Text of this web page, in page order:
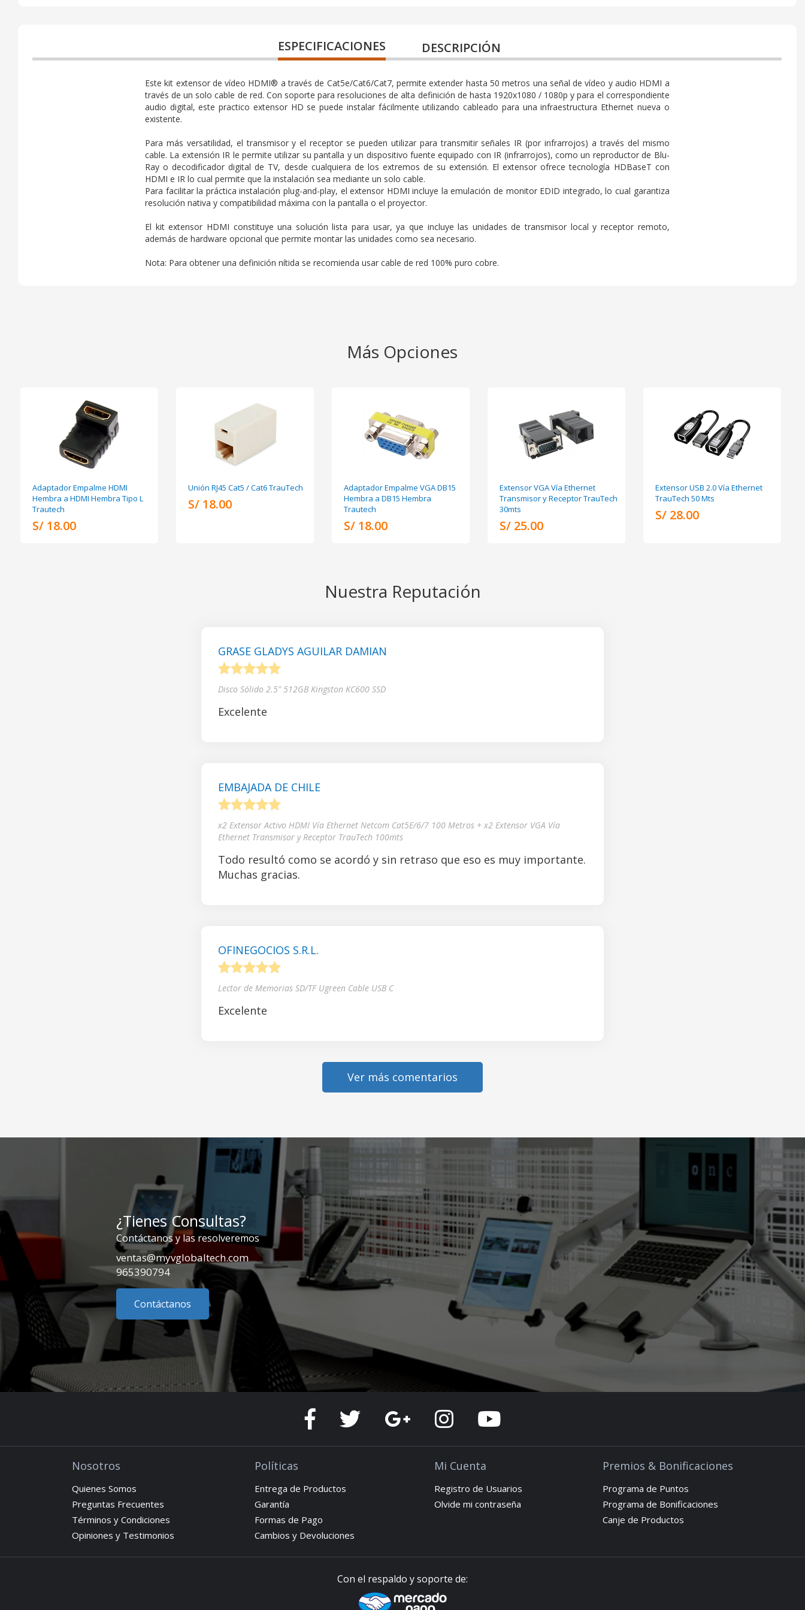
ESPECIFICACIONES DESCRIPCIÓN
Este kit extensor de vídeo HDMI® a través de Cat5e/Cat6/Cat7, permite extender hasta 50 metros una señal de vídeo y audio HDMI a
través de un solo cable de red. Con soporte para resoluciones de alta definición de hasta 1920x1080 / 1080p y para el correspondiente
audio digital, este practico extensor HD se puede instalar fácilmente utilizando cableado para una infraestructura Ethernet nueva o
existente.
Para más versatilidad, el transmisor y el receptor se pueden utilizar para transmitir señales IR (por infrarrojos) a través del mismo
cable. La extensión IR le permite utilizar su pantalla y un dispositivo fuente equipado con IR (infrarrojos), como un reproductor de Blu-
Ray o decodificador digital de TV, desde cualquiera de los extremos de su extensión. El extensor ofrece tecnología HDBaseT con
HDMI e IR lo cual permite que la instalación sea mediante un solo cable.
Para facilitar la práctica instalación plug-and-play, el extensor HDMI incluye la emulación de monitor EDID integrado, lo cual garantiza
resolución nativa y compatibilidad máxima con la pantalla o el proyector.
El kit extensor HDMI constituye una solución lista para usar, ya que incluye las unidades de transmisor local y receptor remoto,
además de hardware opcional que permite montar las unidades como sea necesario.
Nota: Para obtener una definición nítida se recomienda usar cable de red 100% puro cobre.
Más Opciones
Adaptador Empalme HDMI
Hembra a HDMI Hembra Tipo L
Trautech
S/ 18.00
Unión RJ45 Cat5 / Cat6 TrauTech
S/ 18.00
Adaptador Empalme VGA DB15
Hembra a DB15 Hembra
Trautech
S/ 18.00
Extensor VGA Vía Ethernet
Transmisor y Receptor TrauTech
30mts
S/ 25.00
Extensor USB 2.0 Vía Ethernet
TrauTech 50 Mts
S/ 28.00
Nuestra Reputación
GRASE GLADYS AGUILAR DAMIAN
Disco Sólido 2.5" 512GB Kingston KC600 SSD
Excelente
EMBAJADA DE CHILE
x2 Extensor Activo HDMI Vía Ethernet Netcom Cat5E/6/7 100 Metros + x2 Extensor VGA Vía
Ethernet Transmisor y Receptor TrauTech 100mts
Todo resultó como se acordó y sin retraso que eso es muy importante.
Muchas gracias.
OFINEGOCIOS S.R.L.
Lector de Memorias SD/TF Ugreen Cable USB C
Excelente
Ver más comentarios
¿Tienes Consultas?
Contáctanos y las resolveremos
ventas@myvglobaltech.com
965390794
Contáctanos
Nosotros
Quienes Somos
Preguntas Frecuentes
Términos y Condiciones
Opiniones y Testimonios
Políticas
Entrega de Productos
Garantía
Formas de Pago
Cambios y Devoluciones
Mi Cuenta
Registro de Usuarios
Olvide mi contraseña
Premios & Bonificaciones
Programa de Puntos
Programa de Bonificaciones
Canje de Productos
Con el respaldo y soporte de: